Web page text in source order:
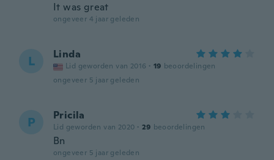
It was great
ongeveer 4 jaar geleden
L Linda
Lid geworden van 2016 · 19 beoordelingen
ongeveer 5 jaar geleden
P Pricila
Lid geworden van 2020 · 29 beoordelingen
Bn
ongeveer 5 jaar geleden